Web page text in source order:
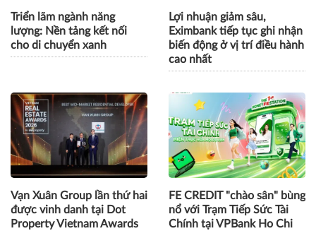
Triển lãm ngành năng
lượng: Nền tảng kết nối
cho di chuyển xanh
Lợi nhuận giảm sâu,
Eximbank tiếp tục ghi nhận
biến động ở vị trí điều hành
cao nhất
Vạn Xuân Group lần thứ hai
được vinh danh tại Dot
Property Vietnam Awards
FE CREDIT "chào sân" bùng
nổ với Trạm Tiếp Sức Tài
Chính tại VPBank Ho Chi